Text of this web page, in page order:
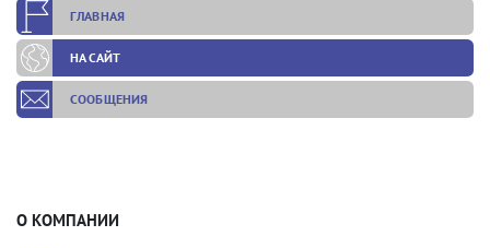
ГЛАВНАЯ
НА САЙТ
СООБЩЕНИЯ
О КОМПАНИИ